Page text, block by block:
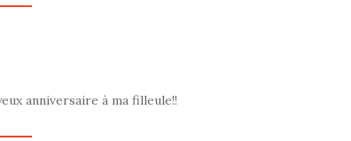
anniversaire à ma filleule!!